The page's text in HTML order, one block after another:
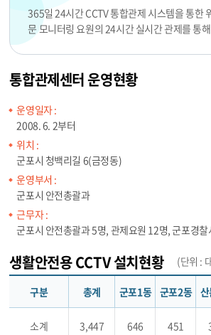
365일 24시간 CCTV 통합관제 시스템을 통한
문 모니터링 요원의 24시간 실시간 관제를 통
통합관제센터 운영현황
운영일자 :
2008. 6. 2부터
위치 :
군포시 청백리길 6(금정동)
운영부서 :
군포시 안전총괄과
근무자 :
군포시 안전총괄과 5명, 관제요원 12명, 군포경
생활안전용 CCTV 설치현황 (단위 :
구분 총계 군포1동 군포2동
소계 3,447 646 451